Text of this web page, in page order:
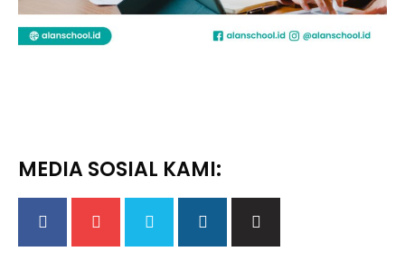
MEDIA SOSIAL KAMI: